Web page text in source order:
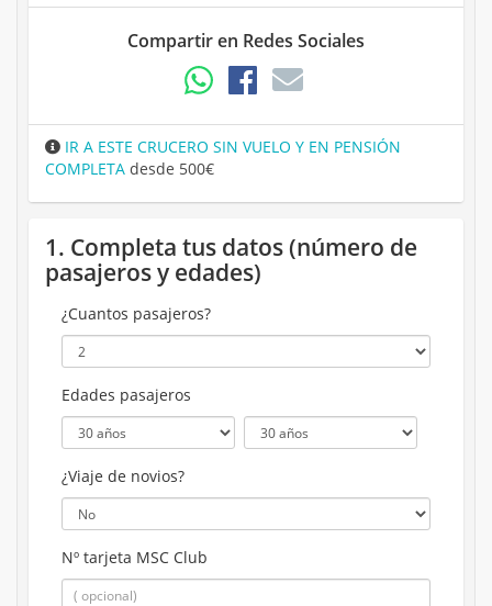
Compartir en Redes Sociales
IR A ESTE CRUCERO SIN VUELO Y EN PENSIÓN
COMPLETA desde 500€
1. Completa tus datos (número de
pasajeros y edades)
¿Cuantos pasajeros?
Edades pasajeros
¿Viaje de novios?
Nº tarjeta MSC Club